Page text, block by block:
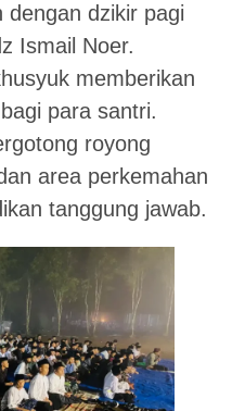
dengan dzikir pagi
Ismail Noer.
memberikan
para santri.
royong
area perkemahan
tanggung jawab.